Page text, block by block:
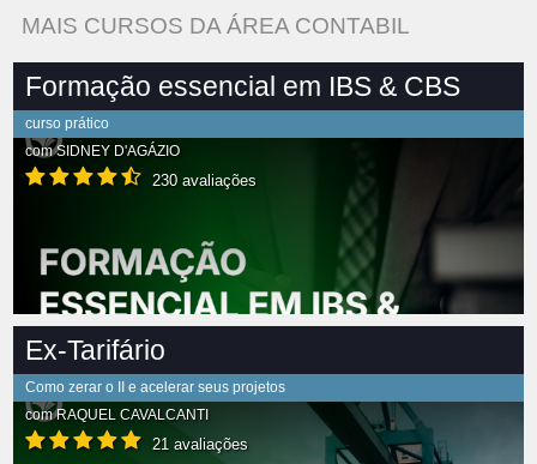
MAIS CURSOS DA ÁREA CONTABIL
Formação essencial em IBS & CBS
curso prático
comSIDNEY D'AGÁZIO
230 avaliações
Ex-Tarifário
Como zerar o II e acelerar seus projetos
comRAQUEL CAVALCANTI
21 avaliações